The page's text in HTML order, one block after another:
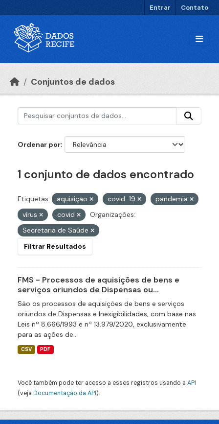
Entrar Contato
Conjuntos de dados
Ordenar por
1 conjunto de dados encontrado
Etiquetas: aquisição covid-19
pandemia
vírus
covid
Organizações:
Secretaria de Saúde
Filtrar Resultados
FMS - Processos de aquisições de bens e
serviços oriundos de Dispensas ou...
São os processos de aquisições de bens e serviços
oriundos de Dispensas e Inexigibilidades, com base nas
Leis nº 8.666/1993 e nº 13.979/2020, exclusivamente
para as ações de...
CSV PDF
Você também pode ter acesso a esses registros usando a API
(veja Documentação da API).